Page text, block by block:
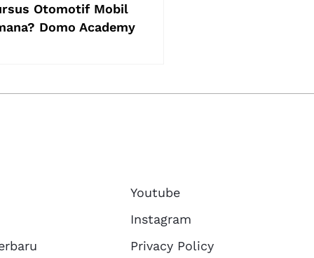
Otomotif Mobil
Domo Academy
Youtube
Instagram
Privacy Policy